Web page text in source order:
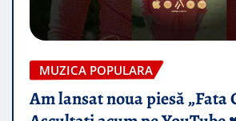
MUZICA POPULARA
Am lansat noua piesă „Fata